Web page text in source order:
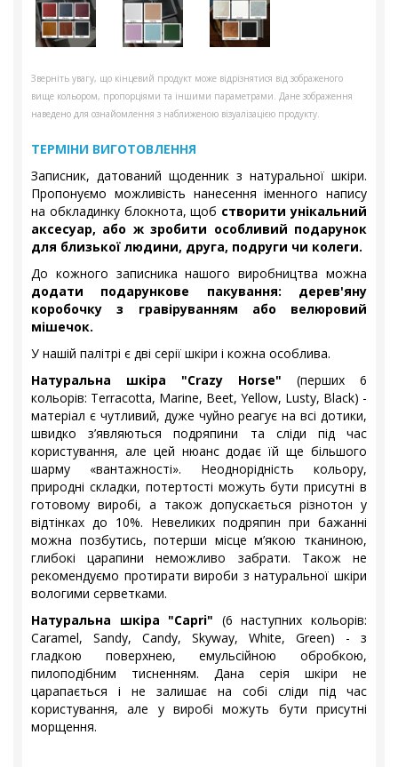
Зверніть увагу, що кінцевий продукт може відрізнятися від зображеного
вище кольором, пропорціями та іншими параметрами. Дане зображення
наведено для ознайомлення з наближеною візуалізацією продукту.
ТЕРМІНИ ВИГОТОВЛЕННЯ
Записник, датований щоденник з натуральної шкіри.
Пропонуємо можливість нанесення іменного напису
на обкладинку блокнота, щоб створити унікальний
аксесуар, або ж зробити особливий подарунок
для близької людини, друга, подруги чи колеги.
До кожного записника нашого виробництва можна
додати подарункове пакування: дерев'яну
коробочку з гравіруванням або велюровий
мішечок.
У нашій палітрі є дві серії шкіри і кожна особлива.
Натуральна шкіра "Crazy Horse" (перших 6
кольорів: Terracotta, Marine, Beet, Yellow, Lusty, Black) -
матеріал є чутливий, дуже чуйно реагує на всі дотики,
швидко з’являються подряпини та сліди під час
користування, але цей нюанс додає їй ще більшого
шарму «вантажності». Неоднорідність кольору,
природні складки, потертості можуть бути присутні в
готовому виробі, а також допускається різнотон у
відтінках до 10%. Невеликих подряпин при бажанні
можна позбутись, потерши місце м’якою тканиною,
глибокі царапини неможливо забрати. Також не
рекомендуємо протирати вироби з натуральної шкіри
вологими серветками.
Натуральна шкіра "Capri" (6 наступних кольорів:
Caramel, Sandy, Candy, Skyway, White, Green) - з
гладкою поверхнею, емульсійною обробкою,
пилоподібним тисненням. Дана серія шкіри не
царапається і не залишає на собі сліди під час
користування, але у виробі можуть бути присутні
морщення.